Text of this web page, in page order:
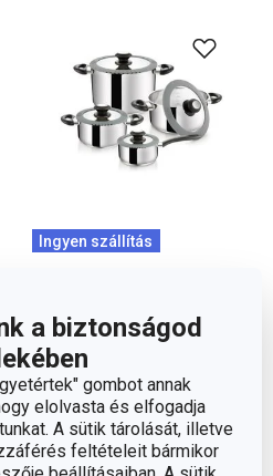
a biztonságod
gombot annak
elolvasta és elfogadja
A sütik tárolását, illetve
feltételeit bármikor
Ingyen szállítás
82 000 Ft
Elérhető a webáruházban
11 márkaboltban elérhető
Kosárba